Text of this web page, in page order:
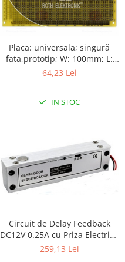
Placa: universala; singură
fata,prototip; W: 100mm; L:
160mm
64,23 Lei
IN STOC
Circuit de Delay Feedback
DC12V 0.25A cu Priza Electrica
si Blocare cu Doua Fire
259,13 Lei